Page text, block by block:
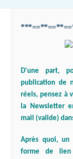
D'une part,
publication de
réels, pensez à
la Newsletter
mail (valide)
Après quoi, un
forme de lien